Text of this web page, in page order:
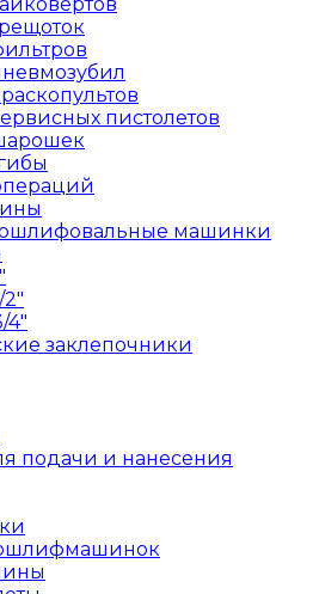
пистолетов
машинки
4"
заклепочники
подачи и нанесения